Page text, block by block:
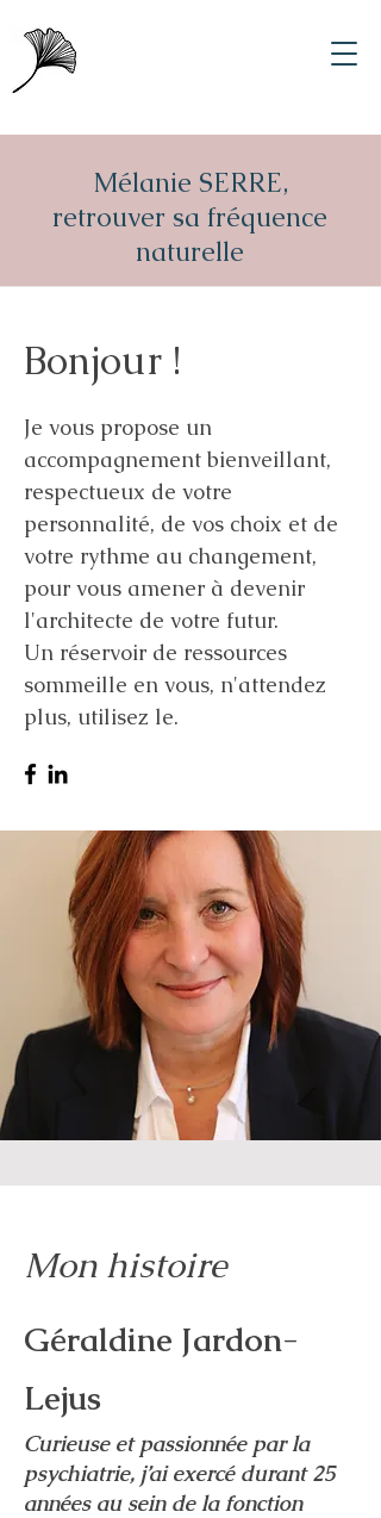
Mélanie SERRE,
retrouver sa fréquence
naturelle
Bonjour !
Je vous propose un
accompagnement bienveillant,
respectueux de votre
personnalité, de vos choix et de
votre rythme au changement,
pour vous amener à devenir
l'architecte de votre futur.
Un réservoir de ressources
sommeille en vous, n'attendez
plus, utilisez le.
Mon histoire
Géraldine Jardon-
Lejus
Curieuse et passionnée par la
psychiatrie, j’ai exercé durant 25
années au sein de la fonction